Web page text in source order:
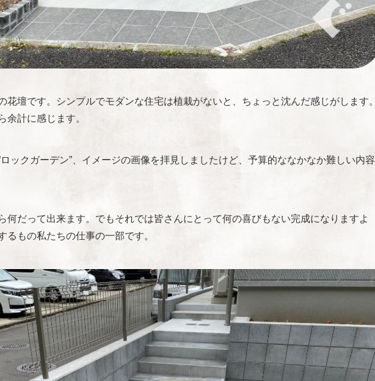
花壇です。シンプルでモダンな住宅は植栽がないと、ちょっと沈んだ感じがします。
余計に感じます。
ックガーデン”、イメージの画像を拝見しましたけど、予算的ななかなか難しい内容
何だって出来ます。でもそれでは皆さんにとって何の喜びもない完成になりますよ
るもの私たちの仕事の一部です。